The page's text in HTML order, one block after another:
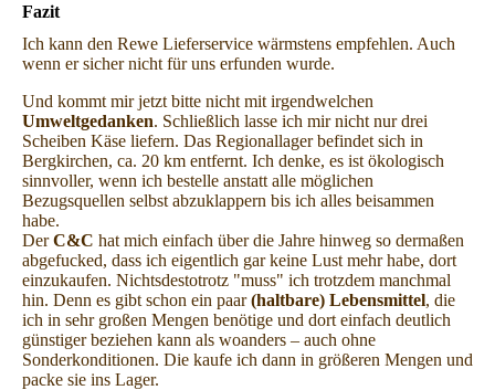
Fazit
Ich kann den Rewe Lieferservice wärmstens empfehlen. Auch
wenn er sicher nicht für uns erfunden wurde.
Und kommt mir jetzt bitte nicht mit irgendwelchen
Umweltgedanken. Schließlich lasse ich mir nicht nur drei
Scheiben Käse liefern. Das Regionallager befindet sich in
Bergkirchen, ca. 20 km entfernt. Ich denke, es ist ökologisch
sinnvoller, wenn ich bestelle anstatt alle möglichen
Bezugsquellen selbst abzuklappern bis ich alles beisammen
habe.
DerC&C hat mich einfach über die Jahre hinweg so dermaßen
abgefucked, dass ich eigentlich gar keine Lust mehr habe, dort
einzukaufen. Nichtsdestotrotz "muss" ich trotzdem manchmal
hin. Denn es gibt schon ein paar(haltbare) Lebensmittel, die
ich in sehr großen Mengen benötige und dort einfach deutlich
günstiger beziehen kann als woanders – auch ohne
Sonderkonditionen. Die kaufe ich dann in größeren Mengen und
packe sie ins Lager.